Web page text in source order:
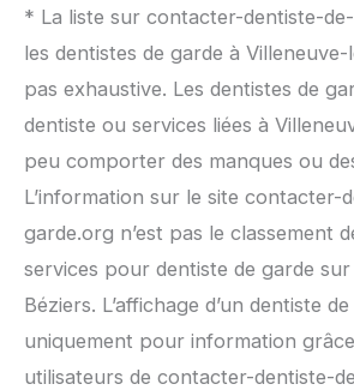
* La liste sur contacter-dentiste-
les dentistes de garde à Villeneuve-
pas exhaustive. Les dentistes de
dentiste ou services liées à
peu comporter des manques ou
L’information sur le site contacter-
garde.org n’est pas le classement
services pour dentiste de garde
Béziers. L’affichage d’un dentiste
uniquement pour information grâce
utilisateurs de contacter-dentiste-